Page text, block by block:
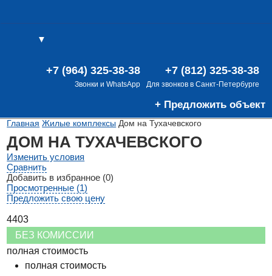
▼
+7 (812) 325-38-38
Для звонков в Санкт-Петербурге
+7 (964) 325-38-38
Звонки и WhatsApp
+ Предложить объект
Главная Жилые комплексы Дом на Тухачевского
ДОМ НА ТУХАЧЕВСКОГО
Изменить условия
Сравнить
Добавить в избранное (0)
Просмотренные (1)
Предложить свою цену
4403
БЕЗ КОМИССИИ
полная стоимость
полная стоимость